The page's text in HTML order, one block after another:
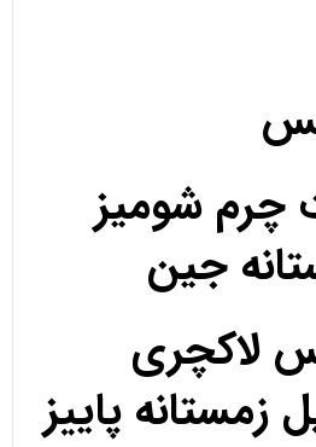
چرم شومیز
جین
لاکچری
پاییز